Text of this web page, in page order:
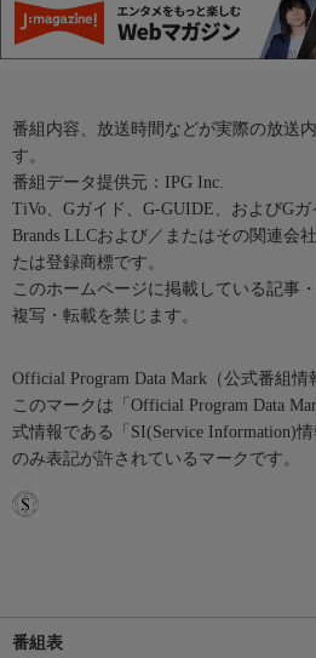
番組内容、放送時間などが実際の放送
す。
番組データ提供元：IPG Inc.
TiVo、Gガイド、G-GUIDE、およびG
Brands LLCおよび／またはその関連会
たは登録商標です。
このホームページに掲載している記事
複写・転載を禁じます。
Official Program Data Mark（公式番組情
このマークは「Official Program Data
式情報である「SI(Service Information)
のみ表記が許されているマークです。
番組表